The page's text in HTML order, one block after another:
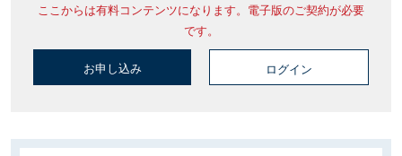
ここからは有料コンテンツになります。電子版のご契約が必要
です。
お申し込み ログイン